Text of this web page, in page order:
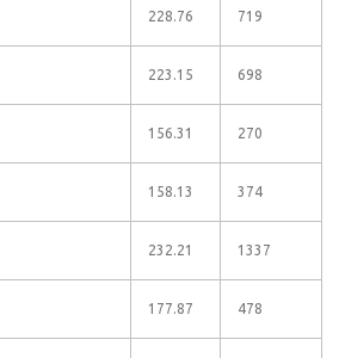
228.76 719
223.15 698
156.31 270
158.13 374
232.21 1337
177.87 478